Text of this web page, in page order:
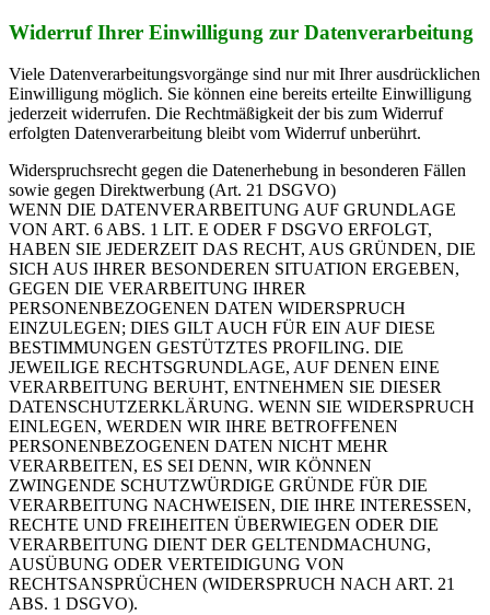
Widerruf Ihrer Einwilligung zur Datenverarbeitung
Viele Datenverarbeitungsvorgänge sind nur mit Ihrer ausdrücklichen
Einwilligung möglich. Sie können eine bereits erteilte Einwilligung
jederzeit widerrufen. Die Rechtmäßigkeit der bis zum Widerruf
erfolgten Datenverarbeitung bleibt vom Widerruf unberührt.
Widerspruchsrecht gegen die Datenerhebung in besonderen Fällen
sowie gegen Direktwerbung (Art. 21 DSGVO)
WENN DIE DATENVERARBEITUNG AUF GRUNDLAGE
VON ART. 6 ABS. 1 LIT. E ODER F DSGVO ERFOLGT,
HABEN SIE JEDERZEIT DAS RECHT, AUS GRÜNDEN, DIE
SICH AUS IHRER BESONDEREN SITUATION ERGEBEN,
GEGEN DIE VERARBEITUNG IHRER
PERSONENBEZOGENEN DATEN WIDERSPRUCH
EINZULEGEN; DIES GILT AUCH FÜR EIN AUF DIESE
BESTIMMUNGEN GESTÜTZTES PROFILING. DIE
JEWEILIGE RECHTSGRUNDLAGE, AUF DENEN EINE
VERARBEITUNG BERUHT, ENTNEHMEN SIE DIESER
DATENSCHUTZERKLÄRUNG. WENN SIE WIDERSPRUCH
EINLEGEN, WERDEN WIR IHRE BETROFFENEN
PERSONENBEZOGENEN DATEN NICHT MEHR
VERARBEITEN, ES SEI DENN, WIR KÖNNEN
ZWINGENDE SCHUTZWÜRDIGE GRÜNDE FÜR DIE
VERARBEITUNG NACHWEISEN, DIE IHRE INTERESSEN,
RECHTE UND FREIHEITEN ÜBERWIEGEN ODER DIE
VERARBEITUNG DIENT DER GELTENDMACHUNG,
AUSÜBUNG ODER VERTEIDIGUNG VON
RECHTSANSPRÜCHEN (WIDERSPRUCH NACH ART. 21
ABS. 1 DSGVO).